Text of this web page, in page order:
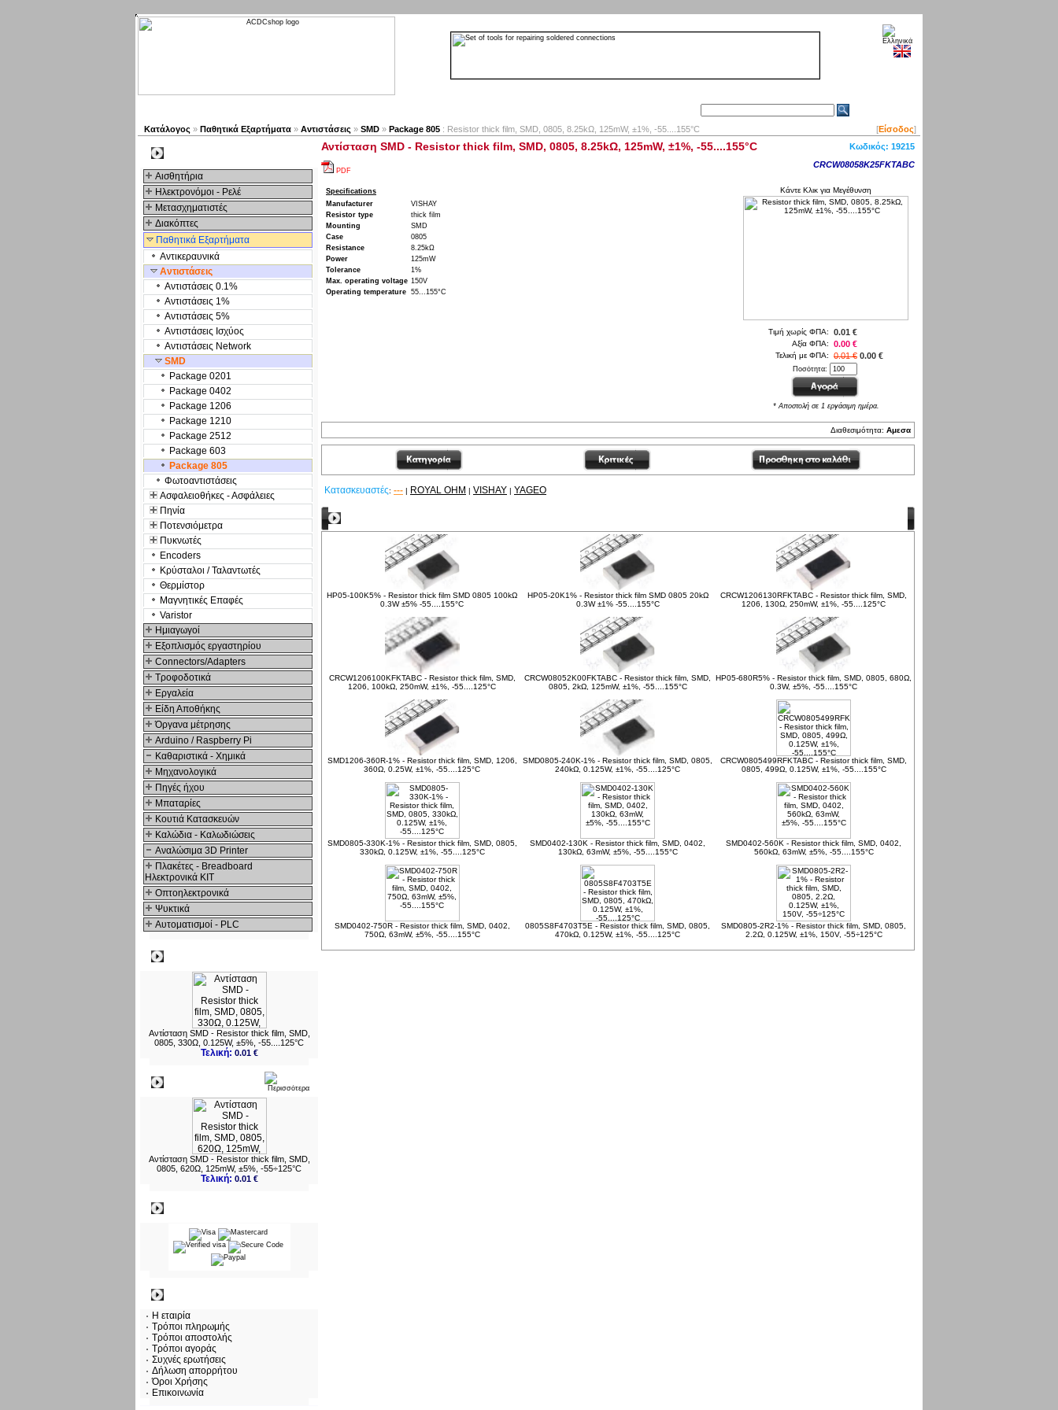
Κατάλογος » Παθητικά Εξαρτήματα » Αντιστάσεις » SMD » Package 805 : Resistor thick film, SMD, 0805, 8.25kΩ, 125mW, ±1%, -55....155°C [Είσοδος]
Αισθητήρια
Ηλεκτρονόμοι - Ρελέ
Μετασχηματιστές
Διακόπτες
Παθητικά Εξαρτήματα
Αντικεραυνικά
Αντιστάσεις
Αντιστάσεις 0.1%
Αντιστάσεις 1%
Αντιστάσεις 5%
Αντιστάσεις Ισχύος
Αντιστάσεις Network
SMD
Package 0201
Package 0402
Package 1206
Package 1210
Package 2512
Package 603
Package 805
Φωτοαντιστάσεις
Ασφαλειοθήκες - Ασφάλειες
Πηνία
Ποτενσιόμετρα
Πυκνωτές
Encoders
Κρύσταλοι / Ταλαντωτές
Θερμίστορ
Μαγνητικές Επαφές
Varistor
Hμιαγωγοί
Εξοπλισμός εργαστηρίου
Connectors/Adapters
Τροφοδοτικά
Εργαλεία
Είδη Αποθήκης
Όργανα μέτρησης
Arduino / Raspberry Pi
Καθαριστικά - Χημικά
Μηχανολογικά
Πηγές ήχου
Μπαταρίες
Κουτιά Κατασκευών
Καλώδια - Καλωδιώσεις
Αναλώσιμα 3D Printer
Πλακέτες - Breadboard
Ηλεκτρονικά ΚΙΤ
Οπτοηλεκτρονικά
Ψυκτικά
Αυτοματισμοί - PLC
Αντίσταση SMD - Resistor thick film, SMD,
0805, 330Ω, 0.125W, ±5%, -55....125°C
Τελική: 0.01 €
Αντίσταση SMD - Resistor thick film, SMD,
0805, 620Ω, 125mW, ±5%, -55÷125°C
Τελική: 0.01 €
Η εταιρία
Τρόποι πληρωμής
Τρόποι αποστολής
Τρόποι αγοράς
Συχνές ερωτήσεις
Δήλωση απορρήτου
Όροι Χρήσης
Επικοινωνία
Αντίσταση SMD - Resistor thick film, SMD, 0805, 8.25kΩ, 125mW, ±1%, -55....155°C Κωδικός: 19215
PDF
CRCW08058K25FKTABC
Κάντε Κλικ για Μεγέθυνση
Τιμή χωρίς ΦΠΑ: 0.01 €
Αξία ΦΠΑ: 0.00 €
Τελική με ΦΠΑ: 0.01 € 0.00 €
Ποσότητα:
* Αποστολή σε 1 εργάσιμη ημέρα.
Specifications
Manufacturer
VISHAY
Resistor type
thick film
Mounting
SMD
Case
0805
Resistance
8.25kΩ
Power
125mW
Tolerance
1%
Max. operating voltage 150V
Operating temperature 55...155°C
Διαθεσιμότητα: Αμεσα
Κατασκευαστές: --- | ROYAL OHM | VISHAY | YAGEO
HP05-100K5% - Resistor thick film SMD 0805 100kΩ
0.3W ±5% -55....155°C
HP05-20K1% - Resistor thick film SMD 0805 20kΩ
0.3W ±1% -55....155°C
CRCW1206130RFKTABC - Resistor thick film, SMD,
1206, 130Ω, 250mW, ±1%, -55....125°C
CRCW1206100KFKTABC - Resistor thick film, SMD,
1206, 100kΩ, 250mW, ±1%, -55....125°C
CRCW08052K00FKTABC - Resistor thick film, SMD,
0805, 2kΩ, 125mW, ±1%, -55....155°C
HP05-680R5% - Resistor thick film, SMD, 0805, 680Ω,
0.3W, ±5%, -55....155°C
SMD1206-360R-1% - Resistor thick film, SMD, 1206,
360Ω, 0.25W, ±1%, -55....125°C
SMD0805-240K-1% - Resistor thick film, SMD, 0805,
240kΩ, 0.125W, ±1%, -55....125°C
CRCW0805499RFKTABC - Resistor thick film, SMD,
0805, 499Ω, 0.125W, ±1%, -55....155°C
SMD0805-330K-1% - Resistor thick film, SMD, 0805,
330kΩ, 0.125W, ±1%, -55....125°C
SMD0402-130K - Resistor thick film, SMD, 0402,
130kΩ, 63mW, ±5%, -55....155°C
SMD0402-560K - Resistor thick film, SMD, 0402,
560kΩ, 63mW, ±5%, -55....155°C
SMD0402-750R - Resistor thick film, SMD, 0402,
750Ω, 63mW, ±5%, -55....155°C
0805S8F4703T5E - Resistor thick film, SMD, 0805,
470kΩ, 0.125W, ±1%, -55....125°C
SMD0805-2R2-1% - Resistor thick film, SMD, 0805,
2.2Ω, 0.125W, ±1%, 150V, -55÷125°C